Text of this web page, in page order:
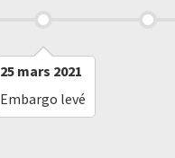
25 mars 2021
Embargo levé